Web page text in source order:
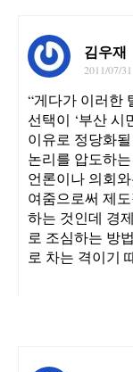
김우재
2011/07/31
“게다가 이러한
선택이 ‘부산 시
이유로 정당화
논리를 압도하
언론이나 의회
여줌으로써 제
하는 것인데 경
로 조심하는 방
로 차는 격이기